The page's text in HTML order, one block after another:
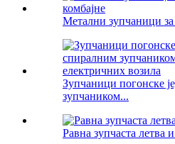
Метални зупчаници
Зупчаници погонске
зупчаником...
Равна зупчаста летва